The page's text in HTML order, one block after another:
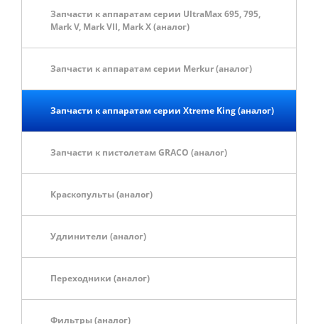
Запчасти к аппаратам серии UltraMax 695, 795,
Mark V, Mark VII, Mark X (аналог)
Запчасти к аппаратам серии Merkur (аналог)
Запчасти к аппаратам серии Xtreme King (аналог)
Запчасти к пистолетам GRACO (аналог)
Краскопульты (аналог)
Удлинители (аналог)
Переходники (аналог)
Фильтры (аналог)